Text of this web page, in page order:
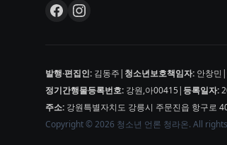
발행·편집인: 김동주| 청소년보호책임자: 안창민|
정기간행물등록번호: 강원,아00415| 등록일자:
주소: 강원특별자치도 강릉시 주문진읍 항구로
Copyright © 2026 청소년 언론 청라온. All